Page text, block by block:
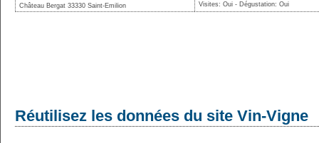
Château Bergat 33330 Saint-Emilion
Visites: Oui - Dégustation: Oui
Réutilisez les données du site Vin-Vigne